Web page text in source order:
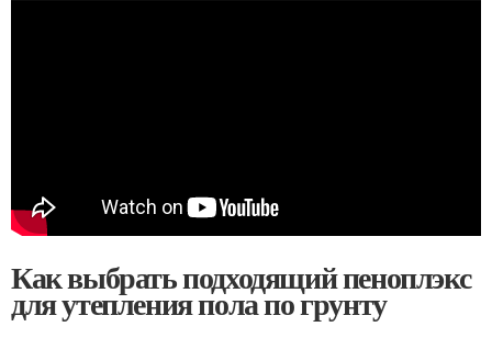
Как выбрать подходящий пеноплэкс
для утепления пола по грунту